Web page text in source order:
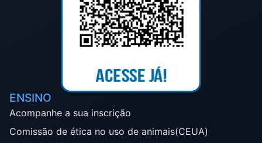
ENSINO
Acompanhe a sua inscrição
Comissão de ética no uso de animais(CEUA)